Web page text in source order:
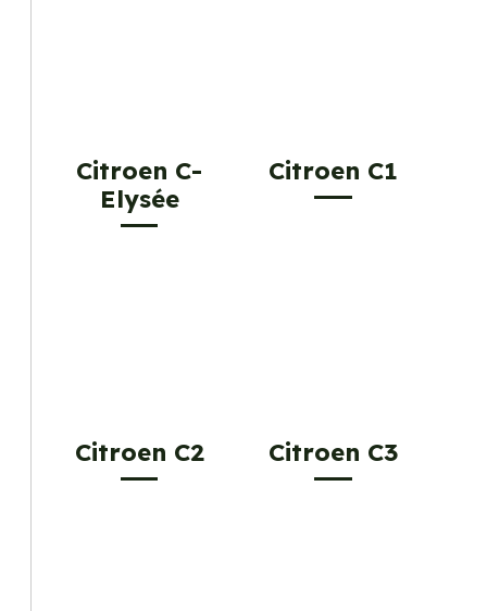
Citroen C-
Elysée
Citroen C1
Citroen C2 Citroen C3